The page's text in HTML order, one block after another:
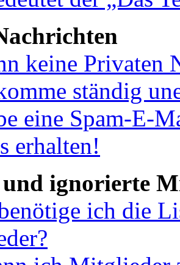
keine Privaten
ständig
eine Spam-E-
erhalten!
und ignorierte
ich die